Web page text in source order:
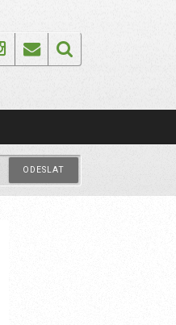
Instagram
Email